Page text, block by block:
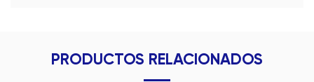
PRODUCTOS RELACIONADOS